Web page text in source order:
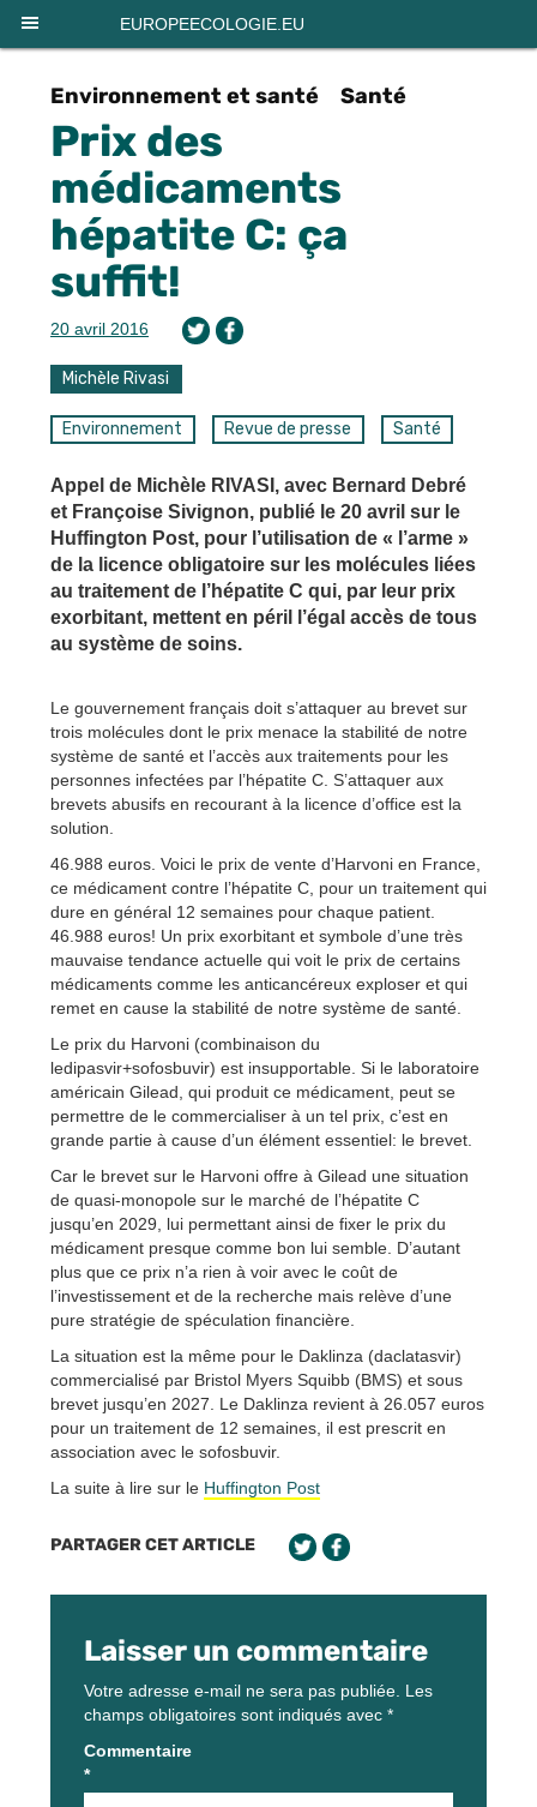
EUROPEECOLOGIE.EU
Environnement et santé Santé
Prix des
médicaments
hépatite C: ça
suffit!
20 avril 2016
Michèle Rivasi
Environnement Revue de presse Santé
Appel de Michèle RIVASI, avec Bernard Debré
et Françoise Sivignon, publié le 20 avril sur le
Huffington Post, pour l’utilisation de « l’arme »
de la licence obligatoire sur les molécules liées
au traitement de l’hépatite C qui, par leur prix
exorbitant, mettent en péril l’égal accès de tous
au système de soins.
Le gouvernement français doit s’attaquer au brevet sur
trois molécules dont le prix menace la stabilité de notre
système de santé et l’accès aux traitements pour les
personnes infectées par l’hépatite C. S’attaquer aux
brevets abusifs en recourant à la licence d’office est la
solution.
46.988 euros. Voici le prix de vente d’Harvoni en France,
ce médicament contre l’hépatite C, pour un traitement qui
dure en général 12 semaines pour chaque patient.
46.988 euros! Un prix exorbitant et symbole d’une très
mauvaise tendance actuelle qui voit le prix de certains
médicaments comme les anticancéreux exploser et qui
remet en cause la stabilité de notre système de santé.
Le prix du Harvoni (combinaison du
ledipasvir+sofosbuvir) est insupportable. Si le laboratoire
américain Gilead, qui produit ce médicament, peut se
permettre de le commercialiser à un tel prix, c’est en
grande partie à cause d’un élément essentiel: le brevet.
Car le brevet sur le Harvoni offre à Gilead une situation
de quasi-monopole sur le marché de l’hépatite C
jusqu’en 2029, lui permettant ainsi de fixer le prix du
médicament presque comme bon lui semble. D’autant
plus que ce prix n’a rien à voir avec le coût de
l’investissement et de la recherche mais relève d’une
pure stratégie de spéculation financière.
La situation est la même pour le Daklinza (daclatasvir)
commercialisé par Bristol Myers Squibb (BMS) et sous
brevet jusqu’en 2027. Le Daklinza revient à 26.057 euros
pour un traitement de 12 semaines, il est prescrit en
association avec le sofosbuvir.
La suite à lire sur le Huffington Post
PARTAGER CET ARTICLE
Laisser un commentaire
Votre adresse e-mail ne sera pas publiée. Les
champs obligatoires sont indiqués avec *
Commentaire
*